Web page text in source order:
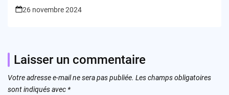
26 novembre 2024
Laisser un commentaire
Votre adresse e-mail ne sera pas publiée. Les champs obligatoires
sont indiqués avec *